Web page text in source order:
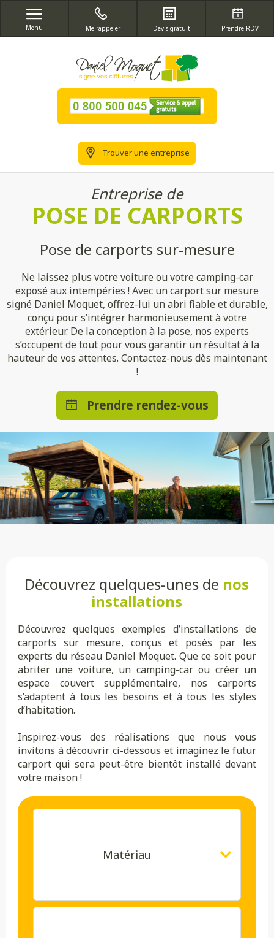
Menu Me rappeler Devis gratuit Prendre RDV
Trouver une entreprise
Entreprise de
POSE DE CARPORTS
Pose de carports sur-mesure
Ne laissez plus votre voiture ou votre camping-car
exposé aux intempéries ! Avec un carport sur mesure
signé Daniel Moquet, offrez-lui un abri fiable et durable,
conçu pour s’intégrer harmonieusement à votre
extérieur. De la conception à la pose, nos experts
s’occupent de tout pour vous garantir un résultat à la
hauteur de vos attentes. Contactez-nous dès maintenant
!
Prendre rendez-vous
Découvrez quelques-unes de nos
installations
Découvrez quelques exemples d’installations de
carports sur mesure, conçus et posés par les
experts du réseau Daniel Moquet. Que ce soit pour
abriter une voiture, un camping-car ou créer un
espace couvert supplémentaire, nos carports
s’adaptent à tous les besoins et à tous les styles
d’habitation.
Inspirez-vous des réalisations que nous vous
invitons à découvrir ci-dessous et imaginez le futur
carport qui sera peut-être bientôt installé devant
votre maison !
Matériau